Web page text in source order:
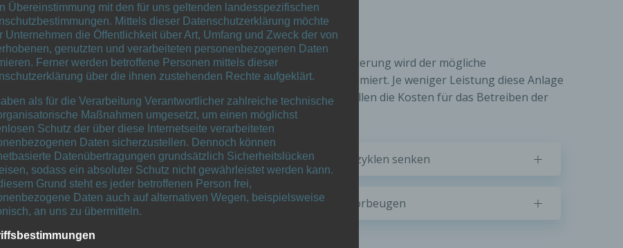
Kälteschutz
Mit der passenden Kälteschutzisolierung wird der mögliche
Leistungsverlust einer Anlage minimiert. Je weniger Leistung diese Anlage
erbringen muss, desto geringer fallen die Kosten für das Betreiben der
Anlage aus.
Betriebskosten und Wartungszyklen senken
Kondensat von Klimatechnik vorbeugen
Übereinstimmung mit den für uns geltenden landesspezifischen
Mittels dieser Datenschutzerklärung möchte
Unternehmen die Öffentlichkeit über Art, Umfang und Zweck der von
genutzten und verarbeiteten personenbezogenen Daten
Ferner werden betroffene Personen mittels dieser
über die ihnen zustehenden Rechte aufgeklärt.
als für die Verarbeitung Verantwortlicher zahlreiche technische
Maßnahmen umgesetzt, um einen möglichst
Schutz der über diese Internetseite verarbeiteten
Daten sicherzustellen. Dennoch können
Datenübertragungen grundsätzlich Sicherheitslücken
sodass ein absoluter Schutz nicht gewährleistet werden kann.
Grund steht es jeder betroffenen Person frei,
Daten auch auf alternativen Wegen, beispielsweise
an uns zu übermitteln.